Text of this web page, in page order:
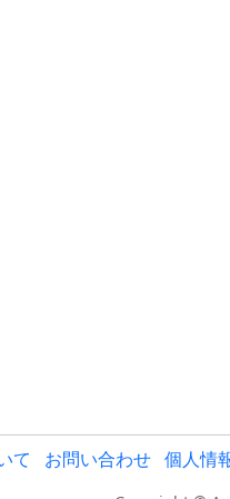
て お問い合わせ 個人情